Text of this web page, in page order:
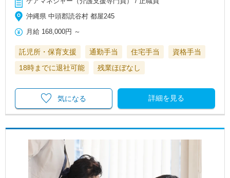
沖縄県 中頭郡読谷村 都屋245
月給 168,000円 ～
託児所・保育支援 通勤手当 住宅手当
資格手当
18時までに退社可能
残業ほぼなし
詳細を見る
気になる